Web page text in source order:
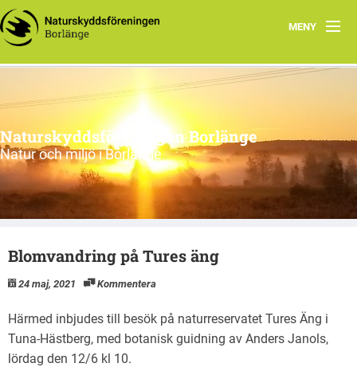
MENY
Hem
Nätverk
Naturskyddsföreningen Borlänge
Natur och miljö i Borlänge
Blomvandring på Tures äng
24 maj, 2021 Kommentera
Härmed inbjudes till besök på naturreservatet Tures Äng i
Tuna-Hästberg, med botanisk guidning av Anders Janols,
lördag den 12/6 kl 10.